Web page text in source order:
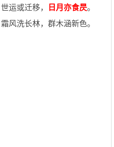
运或迁移，
日月亦食昃。
风洗长林，群木涵新色。